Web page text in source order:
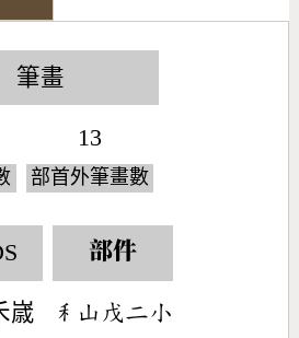
筆畫
13
部首外筆畫數
𡻕
部件
󶅅󶁸󶄦󶀒󶂞